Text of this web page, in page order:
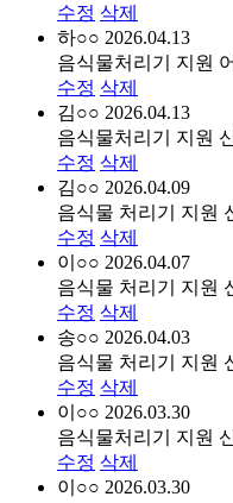
수정 삭제
하○○ 2026.04.13
음식물처리기 지원
수정 삭제
김○○ 2026.04.13
음식물처리기 지원
수정 삭제
김○○ 2026.04.09
음식물 처리기 지원
수정 삭제
이○○ 2026.04.07
음식물 처리기 지원
수정 삭제
송○○ 2026.04.03
음식물 처리기 지원
수정 삭제
이○○ 2026.03.30
음식물처리기 지원
수정 삭제
이○○ 2026.03.30